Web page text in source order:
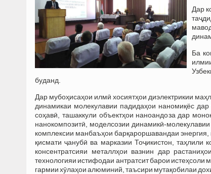
Дар
Ба
буданд.
Дар мубоҳисаҳои илмӣ хосиятҳои диэлектрикии
динамикаи молекулавии падидаҳои наномиқёс
соҳавӣ, ташаккули объектҳои наноандоза дар
нанокомпозитӣ, моделсозии динамикӣ-
комплексии манбаъҳои барқароршавандаи
қисмати ҷанубӣ ва марказии Тоҷикистон, таҳлили
консентратсияи металлҳои вазнин дар
технологияи истифодаи антратсит барои
гармии хӯлаҳои алюминий, таъсири мутақобилаи